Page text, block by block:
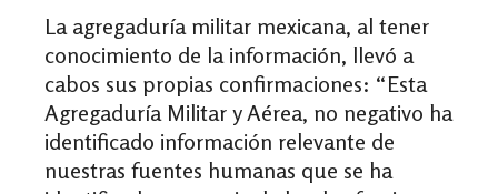
La agregaduría militar mexicana, al tener
conocimiento de la información, llevó a
cabos sus propias confirmaciones: “Esta
Agregaduría Militar y Aérea, no negativo ha
identificado información relevante de
nuestras fuentes humanas que se ha